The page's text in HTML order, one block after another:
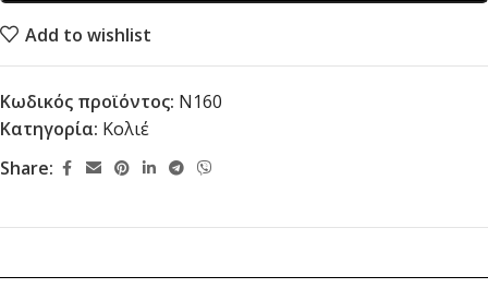
Add to wishlist
Κωδικός προϊόντος: N160
Κατηγορία: Κολιέ
Share: